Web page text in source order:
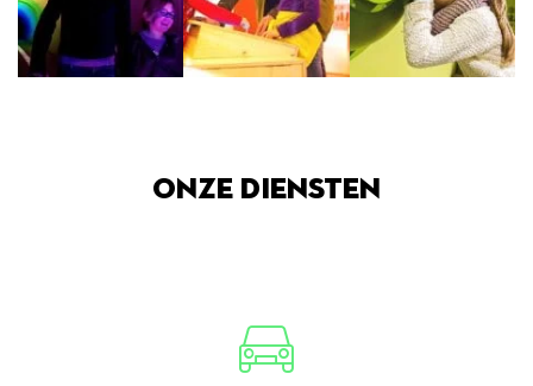
Onze diensten